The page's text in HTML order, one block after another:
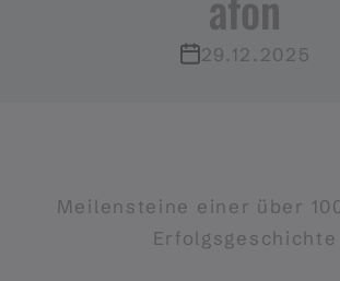
29.12.2025
Meilensteine einer über
Erfolgsgeschichte